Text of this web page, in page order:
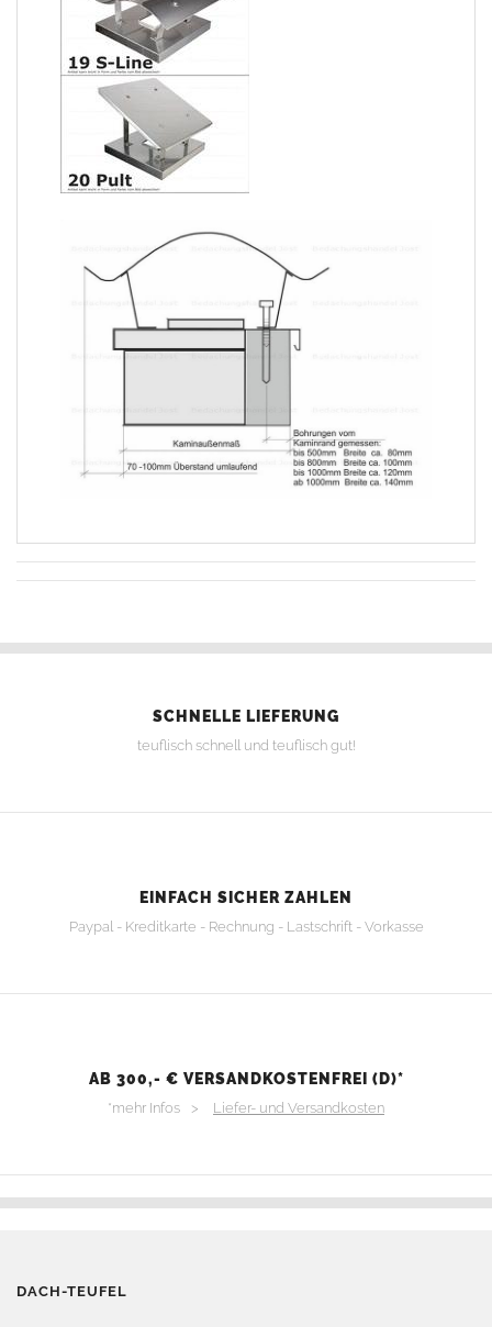
SCHNELLE LIEFERUNG
teuflisch schnell und teuflisch gut!
EINFACH SICHER ZAHLEN
Paypal - Kreditkarte - Rechnung - Lastschrift - Vorkasse
AB 300,- € VERSANDKOSTENFREI (D)*
*mehr Infos > Liefer- und Versandkosten
DACH-TEUFEL